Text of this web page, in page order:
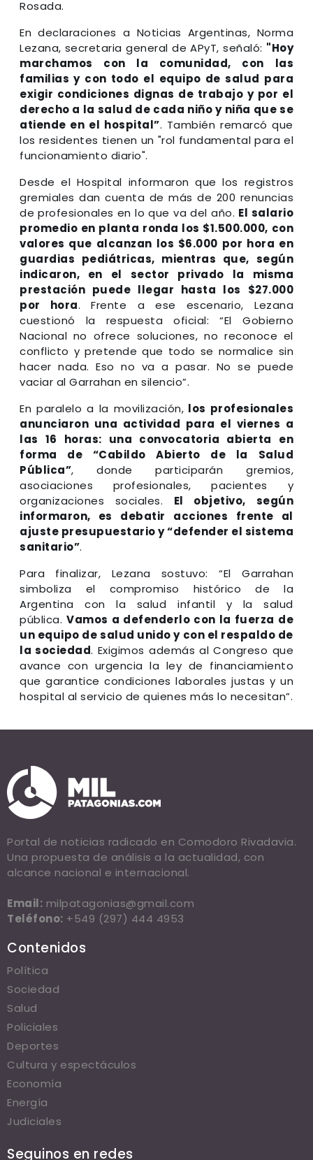
Rosada.
En declaraciones a Noticias Argentinas, Norma
Lezana, secretaria general de APyT, señaló: "Hoy
marchamos con la comunidad, con las
familias y con todo el equipo de salud para
exigir condiciones dignas de trabajo y por el
derecho a la salud de cada niño y niña que se
atiende en el hospital”. También remarcó que
los residentes tienen un "rol fundamental para el
funcionamiento diario".
Desde el Hospital informaron que los registros
gremiales dan cuenta de más de 200 renuncias
de profesionales en lo que va del año. El salario
promedio en planta ronda los $1.500.000, con
valores que alcanzan los $6.000 por hora en
guardias pediátricas, mientras que, según
indicaron, en el sector privado la misma
prestación puede llegar hasta los $27.000
por hora. Frente a ese escenario, Lezana
cuestionó la respuesta oficial: “El Gobierno
Nacional no ofrece soluciones, no reconoce el
conflicto y pretende que todo se normalice sin
hacer nada. Eso no va a pasar. No se puede
vaciar al Garrahan en silencio”.
En paralelo a la movilización, los profesionales
anunciaron una actividad para el viernes a
las 16 horas: una convocatoria abierta en
forma de “Cabildo Abierto de la Salud
Pública”, donde participarán gremios,
asociaciones profesionales, pacientes y
organizaciones sociales. El objetivo, según
informaron, es debatir acciones frente al
ajuste presupuestario y “defender el sistema
sanitario”.
Para finalizar, Lezana sostuvo: “El Garrahan
simboliza el compromiso histórico de la
Argentina con la salud infantil y la salud
pública.Vamos a defenderlo con la fuerza de
un equipo de salud unido y con el respaldo de
la sociedad. Exigimos además al Congreso que
avance con urgencia la ley de financiamiento
que garantice condiciones laborales justas y un
hospital al servicio de quienes más lo necesitan”.
Portal de noticias radicado en Comodoro Rivadavia.
Una propuesta de análisis a la actualidad, con
alcance nacional e internacional.
Email: milpatagonias@gmail.com
Teléfono: +549 (297) 444 4953
Contenidos
Política
Sociedad
Salud
Policiales
Deportes
Cultura y espectáculos
Economía
Energía
Judiciales
Seguinos en redes